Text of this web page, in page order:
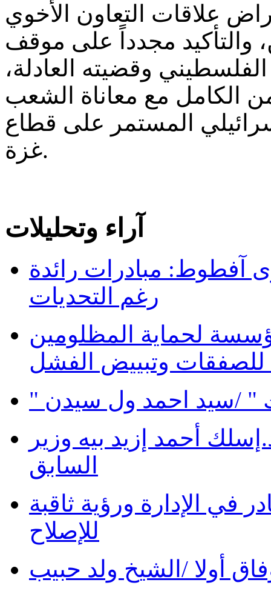
علاقات التعاون الأخوي
والتأكيد مجدداً على موقف
وقضيته العادلة،
الكامل مع معاناة الشعب
المستمر على قطاع
غزة.
آراء وتحليلات
آفطوط: مبادرات رائدة
رغم التحديات
لحماية المظلومين
للصفقات وتبييض الفشل
" /سيد احمد ول سيدن
أحمد إزيد بيه وزير
السابق
في الإدارة ورؤية ثاقبة
للإصلاح
أولا /الشيخ ولد حبيب